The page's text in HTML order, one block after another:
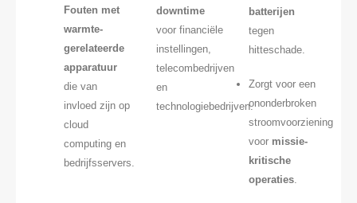
Fouten met
warmte-
gerelateerde
apparatuur
die van
invloed zijn op
cloud
computing en
bedrijfsservers.
downtime
voor financiële
instellingen,
telecombedrijven
en
technologiebedrijven.
batterijen
tegen
hitteschade.
Zorgt voor een
ononderbroken
stroomvoorziening
voor missie-
kritische
operaties.